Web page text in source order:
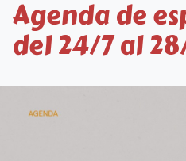
Agenda de
del 24/7 al